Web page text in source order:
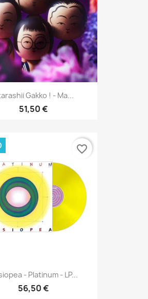
Gakko ! - Ma...
51,50 €
- Platinum - LP...
56,50 €
favorite_border